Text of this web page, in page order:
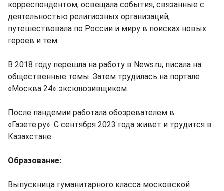
корреспондентом, освещала события, связанные с
деятельностью религиозных организаций,
путешествовала по России и миру в поисках новых
героев и тем.
В 2018 году перешла на работу в News.ru, писала на
общественные темы. Затем трудилась на портале
«Москва 24» эксклюзивщиком.
После пандемии работала обозревателем в
«Газете.ру». С сентября 2023 года живет и трудится в
Казахстане.
Образование:
Выпускница гуманитарного класса московской